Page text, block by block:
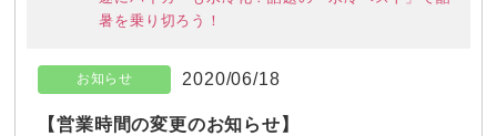
暑を乗り切ろう！
お知らせ 2020/06/18
【営業時間の変更のお知らせ】